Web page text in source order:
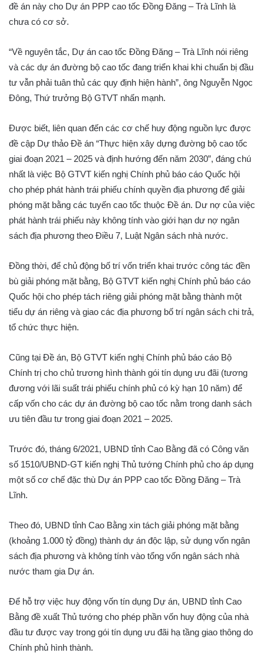
đề án này cho Dự án PPP cao tốc Đồng Đăng – Trà Lĩnh là
chưa có cơ sở.
“Về nguyên tắc, Dự án cao tốc Đồng Đăng – Trà Lĩnh nói riêng
và các dự án đường bộ cao tốc đang triển khai khi chuẩn bị đầu
tư vẫn phải tuân thủ các quy định hiện hành”, ông Nguyễn Ngọc
Đông, Thứ trưởng Bộ GTVT nhấn mạnh.
Được biết, liên quan đến các cơ chế huy động nguồn lực được
đề cập Dự thảo Đề án “Thực hiện xây dựng đường bộ cao tốc
giai đoạn 2021 – 2025 và định hướng đến năm 2030”, đáng chú
nhất là việc Bộ GTVT kiến nghị Chính phủ báo cáo Quốc hội
cho phép phát hành trái phiếu chính quyền địa phương để giải
phóng mặt bằng các tuyến cao tốc thuộc Đề án. Dư nợ của việc
phát hành trái phiếu này không tính vào giới hạn dư nợ ngân
sách địa phương theo Điều 7, Luật Ngân sách nhà nước.
Đồng thời, để chủ động bố trí vốn triển khai trước công tác đền
bù giải phóng mặt bằng, Bộ GTVT kiến nghị Chính phủ báo cáo
Quốc hội cho phép tách riêng giải phóng mặt bằng thành một
tiểu dự án riêng và giao các địa phương bố trí ngân sách chi trả,
tổ chức thực hiện.
Cũng tại Đề án, Bộ GTVT kiến nghị Chính phủ báo cáo Bộ
Chính trị cho chủ trương hình thành gói tín dụng ưu đãi (tương
đương với lãi suất trái phiếu chính phủ có kỳ hạn 10 năm) để
cấp vốn cho các dự án đường bộ cao tốc nằm trong danh sách
ưu tiên đầu tư trong giai đoạn 2021 – 2025.
Trước đó, tháng 6/2021, UBND tỉnh Cao Bằng đã có Công văn
số 1510/UBND-GT kiến nghị Thủ tướng Chính phủ cho áp dụng
một số cơ chế đặc thù Dự án PPP cao tốc Đồng Đăng – Trà
Lĩnh.
Theo đó, UBND tỉnh Cao Bằng xin tách giải phóng mặt bằng
(khoảng 1.000 tỷ đồng) thành dự án độc lập, sử dụng vốn ngân
sách địa phương và không tính vào tổng vốn ngân sách nhà
nước tham gia Dự án.
Để hỗ trợ việc huy động vốn tín dụng Dự án, UBND tỉnh Cao
Bằng đề xuất Thủ tướng cho phép phần vốn huy động của nhà
đầu tư được vay trong gói tín dụng ưu đãi hạ tầng giao thông do
Chính phủ hình thành.